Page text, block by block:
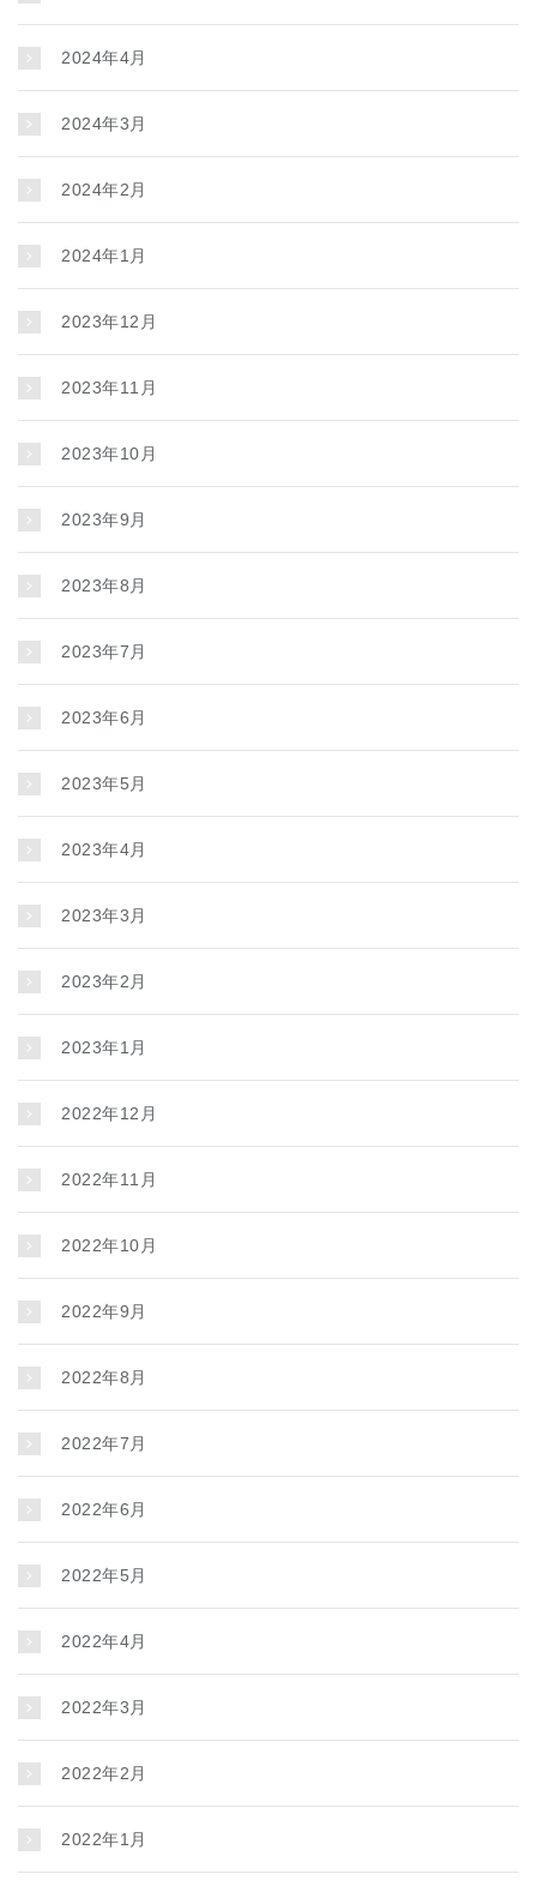
2024年4月
2024年3月
2024年2月
2024年1月
2023年12月
2023年11月
2023年10月
2023年9月
2023年8月
2023年7月
2023年6月
2023年5月
2023年4月
2023年3月
2023年2月
2023年1月
2022年12月
2022年11月
2022年10月
2022年9月
2022年8月
2022年7月
2022年6月
2022年5月
2022年4月
2022年3月
2022年2月
2022年1月